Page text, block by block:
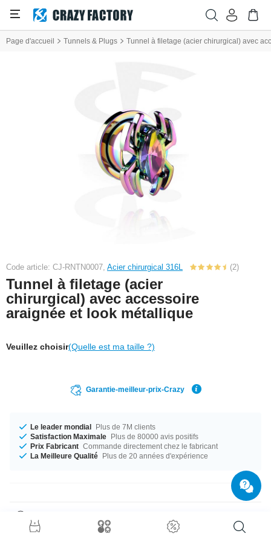
Page d'accueil Tunnels & Plugs Tunnel à filetage (acier chirurgical) avec
Code article: CJ-RNTN0007, Acier chirurgical 316L (2)
Tunnel à filetage (acier
chirurgical) avec accessoire
araignée et look métallique
Veuillez choisir(Quelle est ma taille ?)
Garantie-meilleur-prix-Crazy
Le leader mondial Plus de 7M clients
Satisfaction Maximale Plus de 80000 avis positifs
Prix Fabricant Commande directement chez le fabricant
La Meilleure Qualité Plus de 20 années d'expérience
Peu importe la taille, on a ce qu'il faut. Choisis entre un diamètre de 6 mm